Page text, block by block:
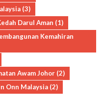
(3)
Darul Aman (1)
Kemahiran
Awam Johor (2)
Onn Malaysia (2)